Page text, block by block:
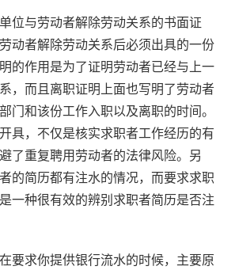
位与劳动者解除劳动关系的书面证
动者解除劳动关系后必须出具的一份
的作用是为了证明劳动者已经与上一
，而且离职证明上面也写明了劳动者
门和该份工作入职以及离职的时间。
具，不仅是核实求职者工作经历的有
了重复聘用劳动者的法律风险。另
的简历都有注水的情况，而要求求职
一种很有效的辨别求职者简历是否注
要求你提供银行流水的时候，主要原